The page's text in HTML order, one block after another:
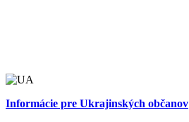
Informácie pre Ukrajinských občanov